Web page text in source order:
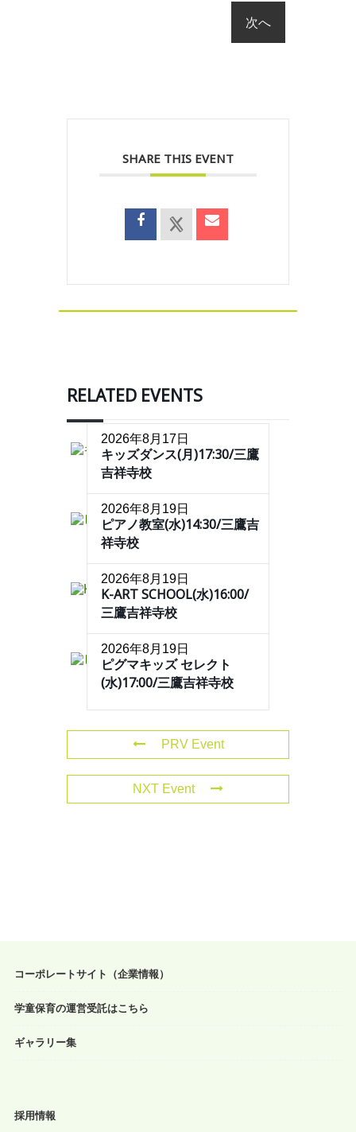
SHARE THIS EVENT
RELATED EVENTS
2026年8月17日
キッズダンス(月)17:30/三鷹
吉祥寺校
2026年8月19日
ピアノ教室(水)14:30/三鷹吉
祥寺校
2026年8月19日
K-ART SCHOOL(水)16:00/
三鷹吉祥寺校
2026年8月19日
ピグマキッズ セレクト
(水)17:00/三鷹吉祥寺校
PRV Event
NXT Event
コーポレートサイト（企業情報）
学童保育の運営受託はこちら
ギャラリー集
採用情報